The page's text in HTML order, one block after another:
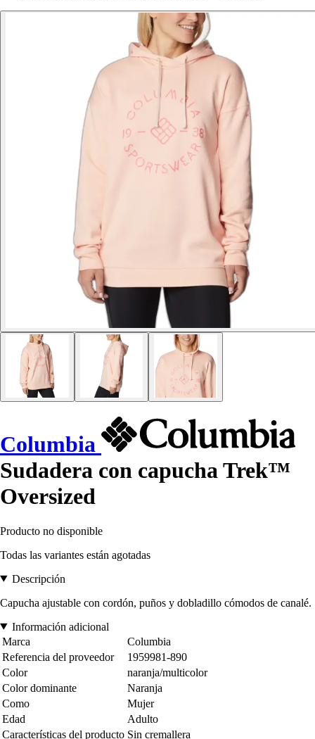
Columbia
Sudadera con capucha Trek™
Oversized
Producto no disponible
Todas las variantes están agotadas
Descripción
Capucha ajustable con cordón, puños y dobladillo cómodos de canalé.
Información adicional
Marca
Columbia
Referencia del proveedor
1959981-890
Color
naranja/multicolor
Color dominante
Naranja
Como
Mujer
Edad
Adulto
Características del producto Sin cremallera